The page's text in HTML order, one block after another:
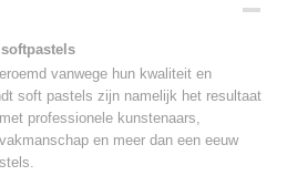
vanwege hun kwaliteit en
soft pastels zijn namelijk het resultaat
professionele kunstenaars,
en meer dan een eeuw